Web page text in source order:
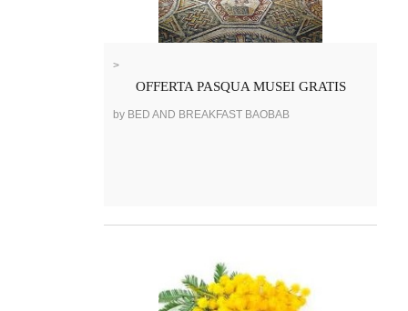
>
OFFERTA PASQUA MUSEI GRATIS
by BED AND BREAKFAST BAOBAB